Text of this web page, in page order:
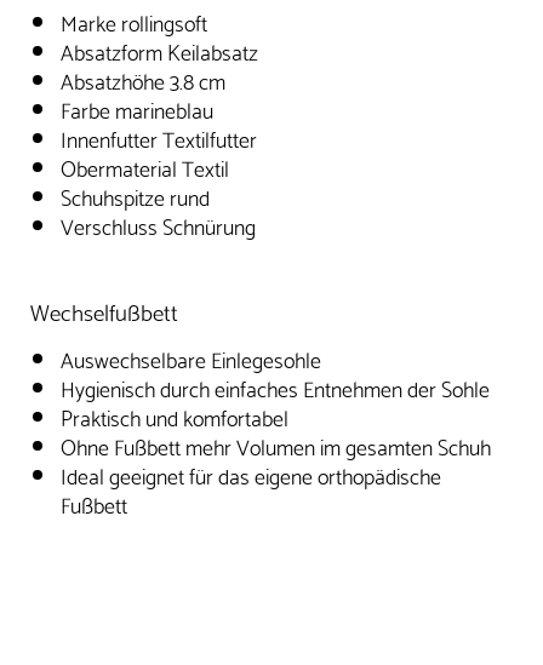
Marke rollingsoft
Absatzform Keilabsatz
Absatzhöhe 3.8 cm
Farbe marineblau
Innenfutter Textilfutter
Obermaterial Textil
Schuhspitze rund
Verschluss Schnürung
Wechselfußbett
Auswechselbare Einlegesohle
Hygienisch durch einfaches Entnehmen der Sohle
Praktisch und komfortabel
Ohne Fußbett mehr Volumen im gesamten Schuh
Ideal geeignet für das eigene orthopädische
Fußbett